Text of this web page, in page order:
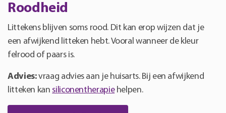
Roodheid
Littekens blijven soms rood. Dit kan erop wijzen dat je
een afwijkend litteken hebt. Vooral wanneer de kleur
felrood of paars is.
Advies:vraag advies aan je huisarts. Bij een afwijkend
litteken kan siliconentherapiehelpen.